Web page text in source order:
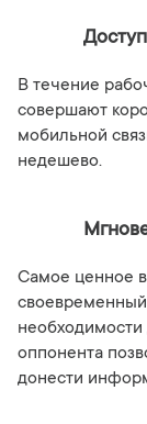
В течение
совершают
мобильной
недешево.
Самое ценное
необходимости
оппонента
донести